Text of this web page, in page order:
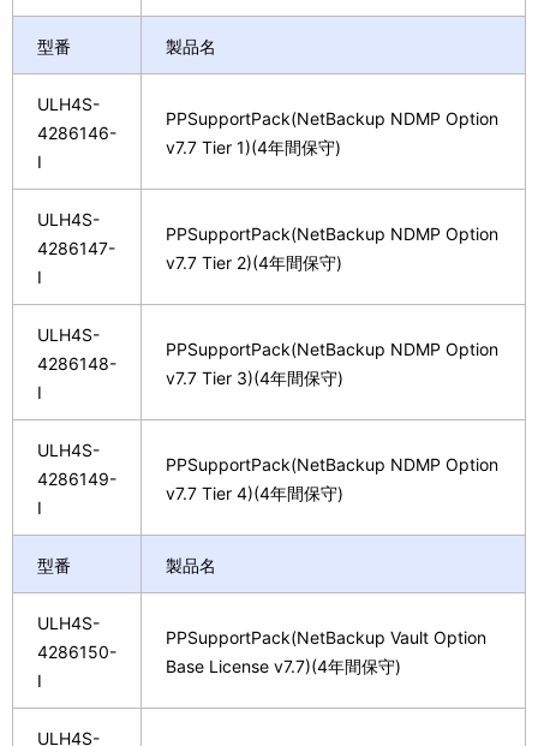
型番 製品名
ULH4S-
4286146-
I
PPSupportPack(NetBackup NDMP Option
v7.7 Tier 1)(4年間保守)
ULH4S-
4286147-
I
PPSupportPack(NetBackup NDMP Option
v7.7 Tier 2)(4年間保守)
ULH4S-
4286148-
I
PPSupportPack(NetBackup NDMP Option
v7.7 Tier 3)(4年間保守)
ULH4S-
4286149-
I
PPSupportPack(NetBackup NDMP Option
v7.7 Tier 4)(4年間保守)
型番 製品名
ULH4S-
4286150-
I
PPSupportPack(NetBackup Vault Option
Base License v7.7)(4年間保守)
ULH4S-